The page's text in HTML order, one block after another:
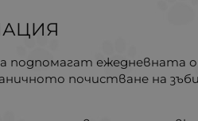
подпомагат ежедневната
почистване на